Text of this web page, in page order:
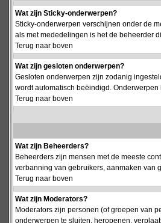
Wat zijn Sticky-onderwerpen?
Sticky-onderwerpen verschijnen onder de
als met mededelingen is het de beheerder
Terug naar boven
Wat zijn gesloten onderwerpen?
Gesloten onderwerpen zijn zodanig
wordt automatisch beëindigd.
Terug naar boven
Wat zijn Beheerders?
Beheerders zijn mensen met de meeste
verbanning van gebruikers, aanmaken van
Terug naar boven
Wat zijn Moderators?
Moderators zijn personen (of groepen van
onderwerpen te sluiten, heropenen,